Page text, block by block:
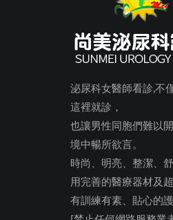
泌尿科女醫師看診,不
這裡就診，
也讓男性同胞們難以
境中暢所欲言。
時尚、明亮、整潔、
用完善的醫療器材及
有訓練有素、貼心的